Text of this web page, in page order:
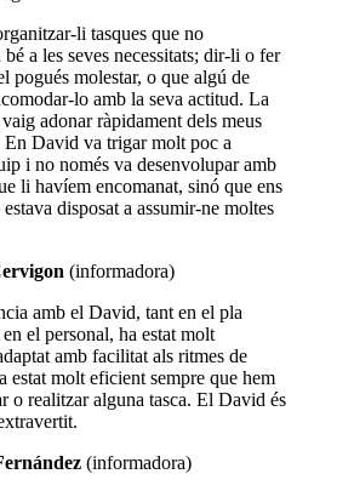
li tasques que no
bé a les seves necessitats; dir-li o fer
pogués molestar, o que algú de
lo amb la seva actitud. La
adonar ràpidament dels meus
David va trigar molt poc a
i no només va desenvolupar amb
li havíem encomanat, sinó que ens
disposat a assumir-ne moltes
(informadora)
amb el David, tant en el pla
el personal, ha estat molt
amb facilitat als ritmes de
estat molt eficient sempre que hem
o realitzar alguna tasca. El David és
(informadora)